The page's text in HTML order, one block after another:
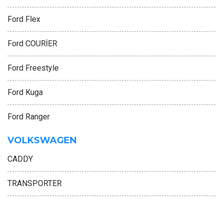
Ford Flex
Ford COURİER
Ford Freestyle
Ford Kuga
Ford Ranger
VOLKSWAGEN
CADDY
TRANSPORTER